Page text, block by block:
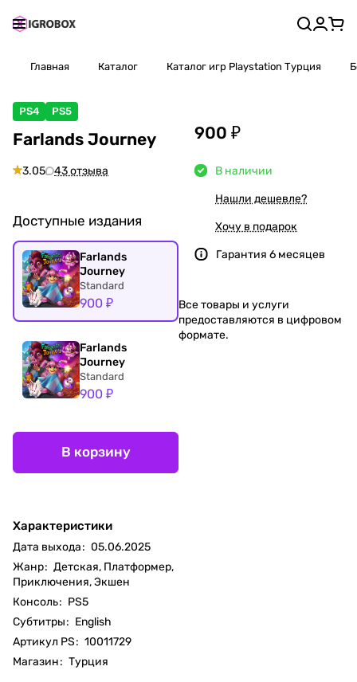
Главная Каталог Каталог игр Playstation Турция
PS4 PS5
Farlands Journey
3.05 43 отзыва
Доступные издания
Farlands
Journey
Standard
900 ₽
Farlands
Journey
Standard
900 ₽
В корзину
Характеристики
Дата выхода: 05.06.2025
Жанр: Детская, Платформер,
Приключения, Экшен
Консоль: PS5
Субтитры: English
Артикул PS: 10011729
Магазин: Турция
900 ₽
В наличии
Нашли дешевле?
Хочу в подарок
Гарантия 6 месяцев
Все товары и услуги
предоставляются в цифровом
формате.